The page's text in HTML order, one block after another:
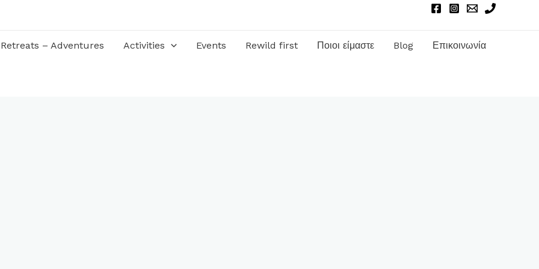
Retreats – Adventures Activities Events Rewild first Ποιοι είμαστε Blog Επικοινωνία